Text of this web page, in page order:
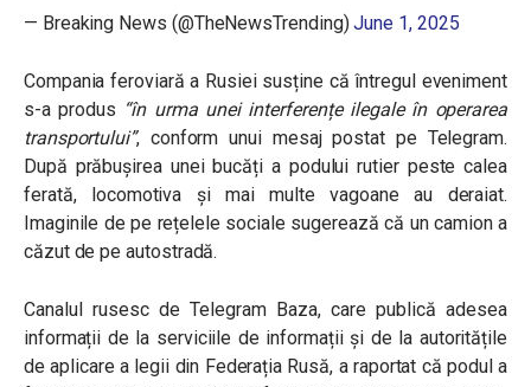
— Breaking News (@TheNewsTrending)June 1, 2025
Compania feroviară a Rusiei susține că întregul eveniment
s-a produs “în urma unei interferențe ilegale în operarea
transportului”, conform unui mesaj postat pe Telegram.
După prăbușirea unei bucăți a podului rutier peste calea
ferată, locomotiva și mai multe vagoane au deraiat.
Imaginile de pe rețelele sociale sugerează că un camion a
căzut de pe autostradă.
Canalul rusesc de Telegram Baza, care publică adesea
informații de la serviciile de informații și de la autoritățile
de aplicare a legii din Federația Rusă, a raportat că podul a